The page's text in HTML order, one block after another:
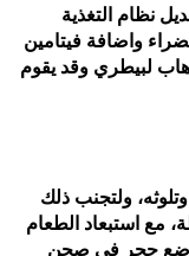
نظام التغذية
واضافة فيتامين
لبيطري وقد يقوم
ولتجنب ذلك
مع استبعاد الطعام
حجر في صحن